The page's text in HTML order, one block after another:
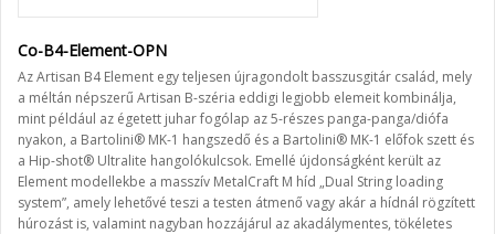
Co-B4-Element-OPN
Az Artisan B4 Element egy teljesen újragondolt basszusgitár család, mely
a méltán népszerű Artisan B-széria eddigi legjobb elemeit kombinálja,
mint például az égetett juhar fogólap az 5-részes panga-panga/diófa
nyakon, a Bartolini® MK-1 hangszedő és a Bartolini® MK-1 előfok szett és
a Hip-shot® Ultralite hangolókulcsok. Emellé újdonságként került az
Element modellekbe a masszív MetalCraft M híd „Dual String loading
system”, amely lehetővé teszi a testen átmenő vagy akár a hídnál rögzített
húrozást is, valamint nagyban hozzájárul az akadálymentes, tökéletes